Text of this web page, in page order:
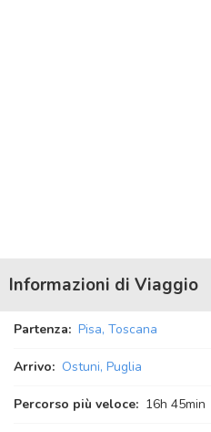
Informazioni di Viaggio
Partenza: Pisa, Toscana
Arrivo: Ostuni, Puglia
Percorso più veloce: 16h 45min